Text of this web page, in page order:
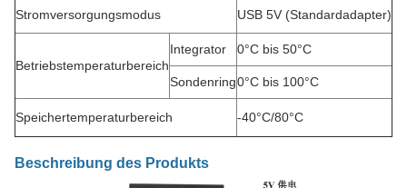
Stromversorgungsmodus USB 5V (Standardadapter)
Betriebstemperaturbereich
Integrator 0°C bis 50°C
Sondenring0°C bis 100°C
Speichertemperaturbereich -40°C/80°C
Beschreibung des Produkts